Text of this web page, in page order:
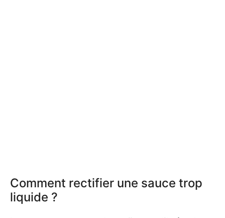
Comment rectifier une sauce trop
liquide ?